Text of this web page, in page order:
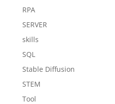
RPA
SERVER
skills
SQL
Stable Diffusion
STEM
Tool